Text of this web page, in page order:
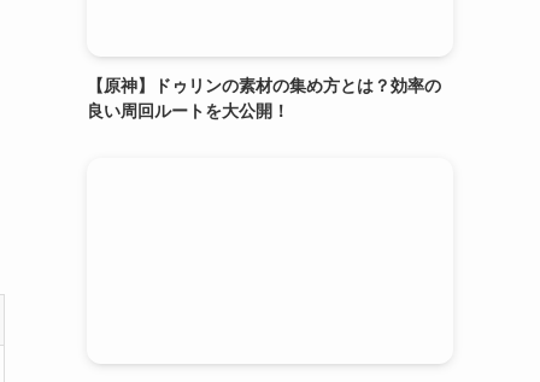
【原神】ドゥリンの素材の集め方とは？効率の
良い周回ルートを大公開！